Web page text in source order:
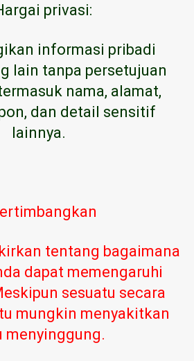
privasi:
informasi pribadi
lain tanpa persetujuan
nama, alamat,
dan detail sensitif
lainnya.
tentang bagaimana
dapat memengaruhi
sesuatu secara
mungkin menyakitkan
menyinggung.